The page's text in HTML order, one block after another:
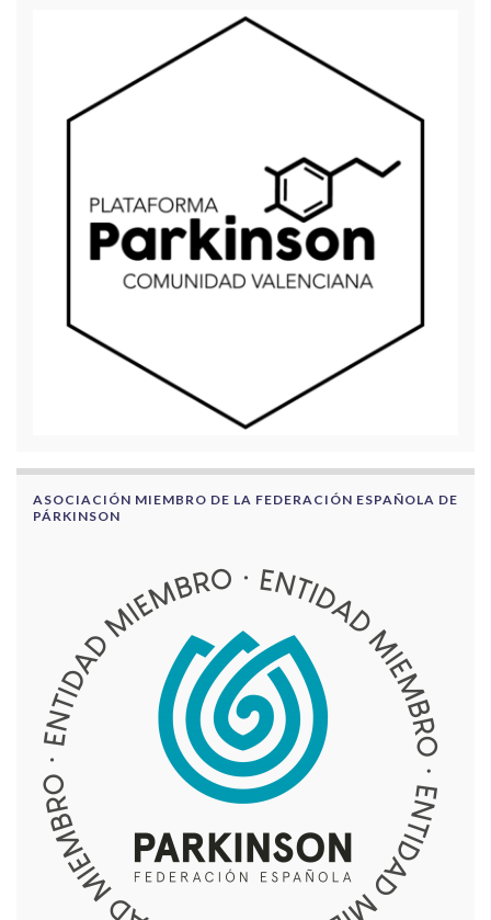
ASOCIACIÓN MIEMBRO DE LA FEDERACIÓN ESPAÑOLA DE
PÁRKINSON